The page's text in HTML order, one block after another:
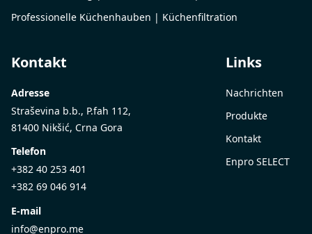
Professionelle Küchenhauben | Küchenfiltration
Kontakt
Adresse
Straševina b.b., P.fah 112,
81400 Nikšić, Crna Gora
Telefon
+382 40 253 401
+382 69 046 914
E-mail
info@enpro.me
Links
Nachrichten
Produkte
Kontakt
Enpro SELECT